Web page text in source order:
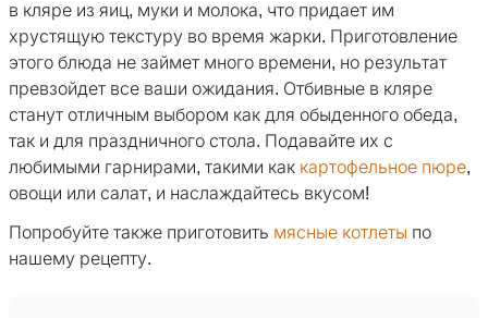
в кляре из яиц, муки и молока, что придает им
хрустящую текстуру во время жарки. Приготовление
этого блюда не займет много времени, но результат
превзойдет все ваши ожидания. Отбивные в кляре
станут отличным выбором как для обыденного обеда,
так и для праздничного стола. Подавайте их с
любимыми гарнирами, такими как картофельное пюре,
овощи или салат, и наслаждайтесь вкусом!
Попробуйте также приготовить мясные котлеты по
нашему рецепту.